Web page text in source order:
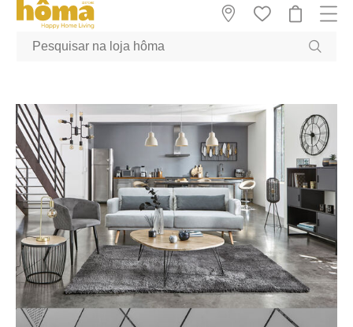
GTM-MFRK69Z true